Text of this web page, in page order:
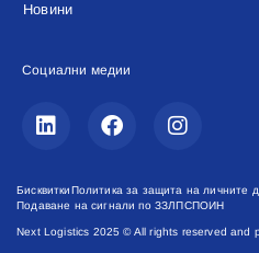
Новини
Социални медии
БисквиткиПолитика за защита на личните
Подаване на сигнали по ЗЗЛПСПОИН
Next Logistics 2025 © All rights reserved and